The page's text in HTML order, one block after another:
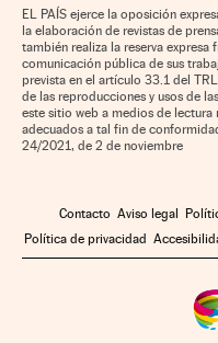
EL PAÍS ejerce la oposición
la elaboración de revistas de
también realiza la reserva
comunicación pública de sus
prevista en el artículo 33.1 del
de las reproducciones y usos de
este sitio web a medios de
adecuados a tal fin de
24/2021, de 2 de noviembre
Contacto Aviso legal
Política de privacidad